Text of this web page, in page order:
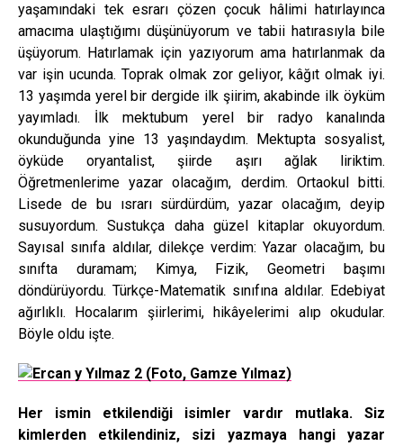
yaşamındaki tek esrarı çözen çocuk hâlimi hatırlayınca
amacıma ulaştığımı düşünüyorum ve tabii hatırasıyla bile
üşüyorum. Hatırlamak için yazıyorum ama hatırlanmak da
var işin ucunda. Toprak olmak zor geliyor, kâğıt olmak iyi.
13 yaşımda yerel bir dergide ilk şiirim, akabinde ilk öyküm
yayımladı. İlk mektubum yerel bir radyo kanalında
okunduğunda yine 13 yaşındaydım. Mektupta sosyalist,
öyküde oryantalist, şiirde aşırı ağlak liriktim.
Öğretmenlerime yazar olacağım, derdim. Ortaokul bitti.
Lisede de bu ısrarı sürdürdüm, yazar olacağım, deyip
susuyordum. Sustukça daha güzel kitaplar okuyordum.
Sayısal sınıfa aldılar, dilekçe verdim: Yazar olacağım, bu
sınıfta duramam; Kimya, Fizik, Geometri başımı
döndürüyordu. Türkçe-Matematik sınıfına aldılar. Edebiyat
ağırlıklı. Hocalarım şiirlerimi, hikâyelerimi alıp okudular.
Böyle oldu işte.
Her ismin etkilendiği isimler vardır mutlaka. Siz
kimlerden etkilendiniz, sizi yazmaya hangi yazar